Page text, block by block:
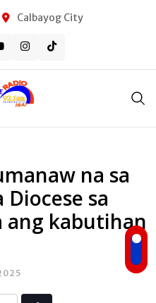
Calbayog City
na sa
sa
ang kabutihan